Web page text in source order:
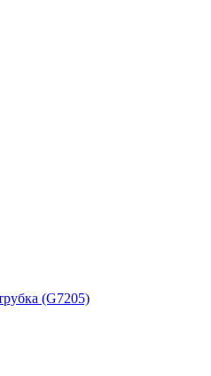
(G7205)